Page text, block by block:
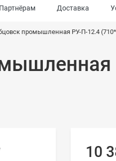
Партнёрам Доставка
промышленная РУ-П-12.4
10